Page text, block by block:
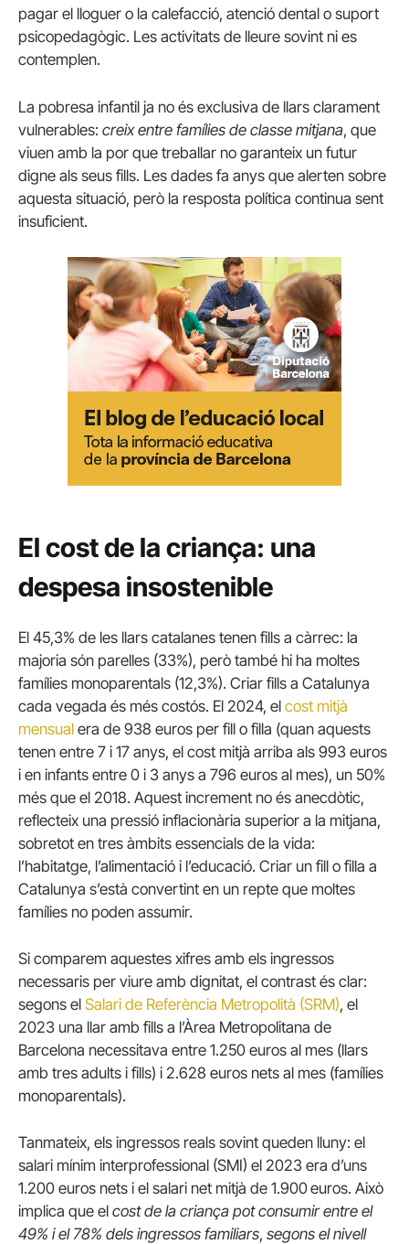
pagar el lloguer o la calefacció, atenció dental o suport
psicopedagògic. Les activitats de lleure sovint ni es
contemplen.
La pobresa infantil ja no és exclusiva de llars clarament
vulnerables: creix entre famílies de classe mitjana, que
viuen amb la por que treballar no garanteix un futur
digne als seus fills. Les dades fa anys que alerten sobre
aquesta situació, però la resposta política continua sent
insuficient.
El cost de la criança: una
despesa insostenible
El 45,3% de les llars catalanes tenen fills a càrrec: la
majoria són parelles (33%), però també hi ha moltes
famílies monoparentals (12,3%). Criar fills a Catalunya
cada vegada és més costós. El 2024, el cost mitjà
mensual era de 938 euros per fill o filla (quan aquests
tenen entre 7 i 17 anys, el cost mitjà arriba als 993 euros
i en infants entre 0 i 3 anys a 796 euros al mes), un 50%
més que el 2018. Aquest increment no és anecdòtic,
reflecteix una pressió inflacionària superior a la mitjana,
sobretot en tres àmbits essencials de la vida:
l’habitatge, l’alimentació i l’educació. Criar un fill o filla a
Catalunya s’està convertint en un repte que moltes
famílies no poden assumir.
Si comparem aquestes xifres amb els ingressos
necessaris per viure amb dignitat, el contrast és clar:
segons el Salari de Referència Metropolità (SRM), el
2023 una llar amb fills a l’Àrea Metropolitana de
Barcelona necessitava entre 1.250 euros al mes (llars
amb tres adults i fills) i 2.628 euros nets al mes (famílies
monoparentals).
Tanmateix, els ingressos reals sovint queden lluny: el
salari mínim interprofessional (SMI) el 2023 era d’uns
1.200 euros nets i el salari net mitjà de 1.900euros. Això
implica que el cost de la criança pot consumir entre el
49% i el 78% dels ingressos familiars, segons el nivell